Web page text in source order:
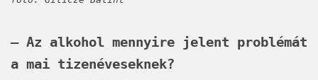
– Az alkohol mennyire jelent problémát
a mai tizenéveseknek?